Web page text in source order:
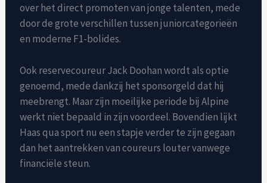
over het direct promoten van jonge talenten, mede
door de grote verschillen tussen juniorcategorieën
en moderne F1-bolides.
Ook reservecoureur Jack Doohan wordt als optie
genoemd, mede dankzij het sponsorgeld dat hij
meebrengt. Maar zijn moeilijke periode bij Alpine
werkt niet bepaald in zijn voordeel. Bovendien lijkt
Haas qua sport nu een stapje verder te zijn gegaan
dan het aantrekken van coureurs louter vanwege
financiële steun.